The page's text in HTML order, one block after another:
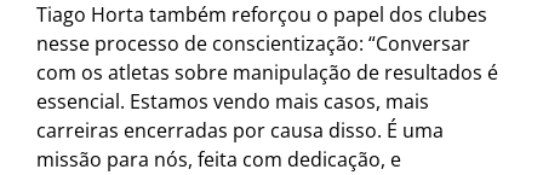
Tiago Horta também reforçou o papel dos clubes
nesse processo de conscientização: “Conversar
com os atletas sobre manipulação de resultados é
essencial. Estamos vendo mais casos, mais
carreiras encerradas por causa disso. É uma
missão para nós, feita com dedicação, e